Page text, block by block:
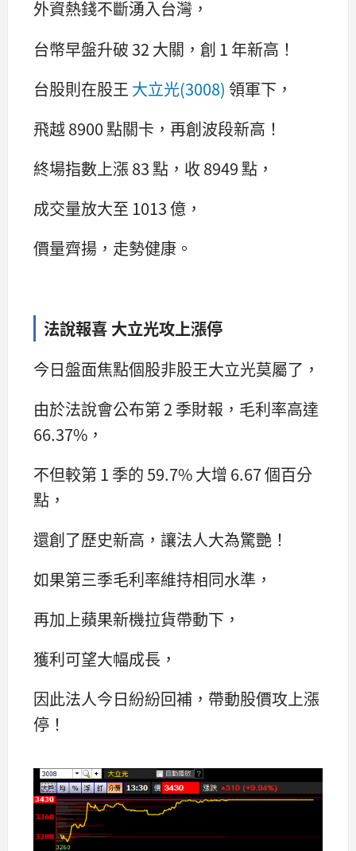
外資熱錢不斷湧入台灣，
台幣早盤升破 32 大關，創 1 年新高！
台股則在股王 大立光(3008) 領軍下，
飛越 8900 點關卡，再創波段新高！
終場指數上漲 83 點，收 8949 點，
成交量放大至 1013 億，
價量齊揚，走勢健康。
法說報喜 大立光攻上漲停
今日盤面焦點個股非股王大立光莫屬了，
由於法說會公布第 2 季財報，毛利率高達
66.37%，
不但較第 1 季的 59.7% 大增 6.67 個百分
點，
還創了歷史新高，讓法人大為驚艷！
如果第三季毛利率維持相同水準，
再加上蘋果新機拉貨帶動下，
獲利可望大幅成長，
因此法人今日紛紛回補，帶動股價攻上漲
停！